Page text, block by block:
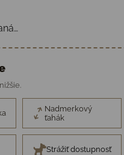
Nadmerkový
ťahák
Strážiť dostupnosť